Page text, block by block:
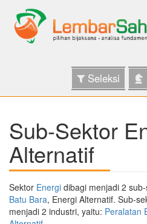
Seleksi
Sub-Sektor
Alternatif
Sektor Energi dibagi menjadi 2
Batu Bara, Energi Alternatif. Sub-
menjadi 2 industri, yaitu: Peralatan